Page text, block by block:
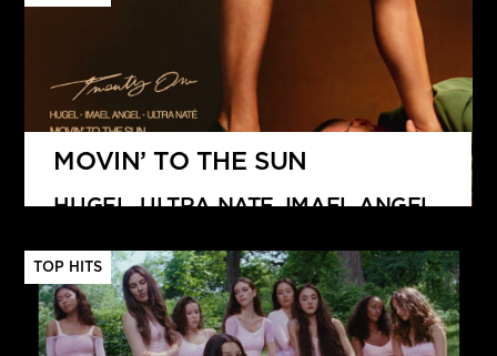
MOVIN’ TO THE SUN
HUGEL, ULTRA NATE, IMAEL ANGEL
TOP HITS